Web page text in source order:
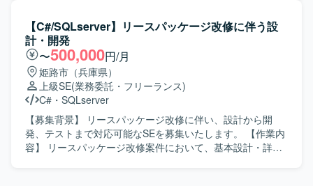
書および結合テスト仕様書を作成していただきます。 【求
める人物像】 WPFおよびMVVMパターンの特性を理解し、
仕様を丁寧に読み解きながら設計書やテスト仕様書を着実
に作成できる方を求めています。チームメンバーとコミュ
ニケーションを取りながら、主体的に課題整理や品質向上
に取り組んでいただける方が望ましいです。 【ポジション
の魅力】 WPFとMVVMパターンを前提とした開発プロジェ
クトに参画することで、デスクトップアプリケーション開
発における設計スキルやテスト設計スキルを高めていただ
けます。長期想定の案件のため、ドメイン知識や設計ノウ
【C#/SQLserver】リースパッケージ改修に伴う設
計・開発
〜500,000円/月
姫路市（兵庫県）
上級SE(業務委託・フリーランス)
C# ・ SQLserver
【募集背景】 リースパッケージ改修に伴い、設計から開
発、テストまで対応可能なSEを募集いたします。 【作業内
容】 リースパッケージ改修案件において、基本設計・詳細